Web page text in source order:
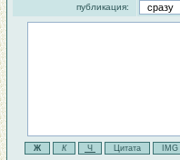
публикация: